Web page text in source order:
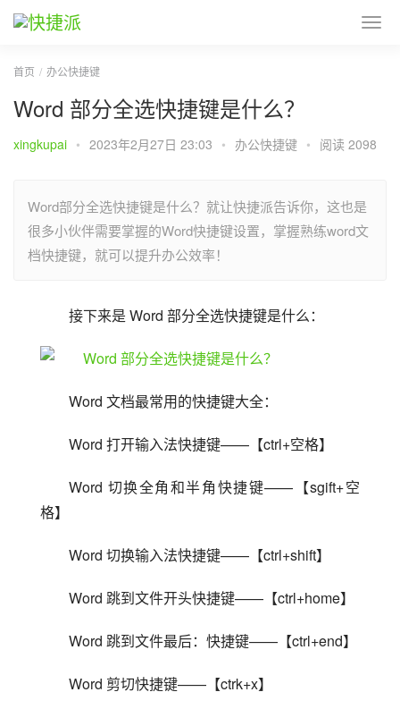
首页 办公快捷键
Word 部分全选快捷键是什么？
xingkupai • 2023年2月27日 23:03 • 办公快捷键 • 阅读 2098
Word部分全选快捷键是什么？就让快捷派告诉你，这也是
很多小伙伴需要掌握的Word快捷键设置，掌握熟练word文
档快捷键，就可以提升办公效率！
接下来是 Word 部分全选快捷键是什么：
Word 文档最常用的快捷键大全：
Word 打开输入法快捷键——【ctrl+空格】
Word 切换全角和半角快捷键——【sgift+空
格】
Word 切换输入法快捷键——【ctrl+shift】
Word 跳到文件开头快捷键——【ctrl+home】
Word 跳到文件最后：快捷键——【ctrl+end】
Word 剪切快捷键——【ctrk+x】